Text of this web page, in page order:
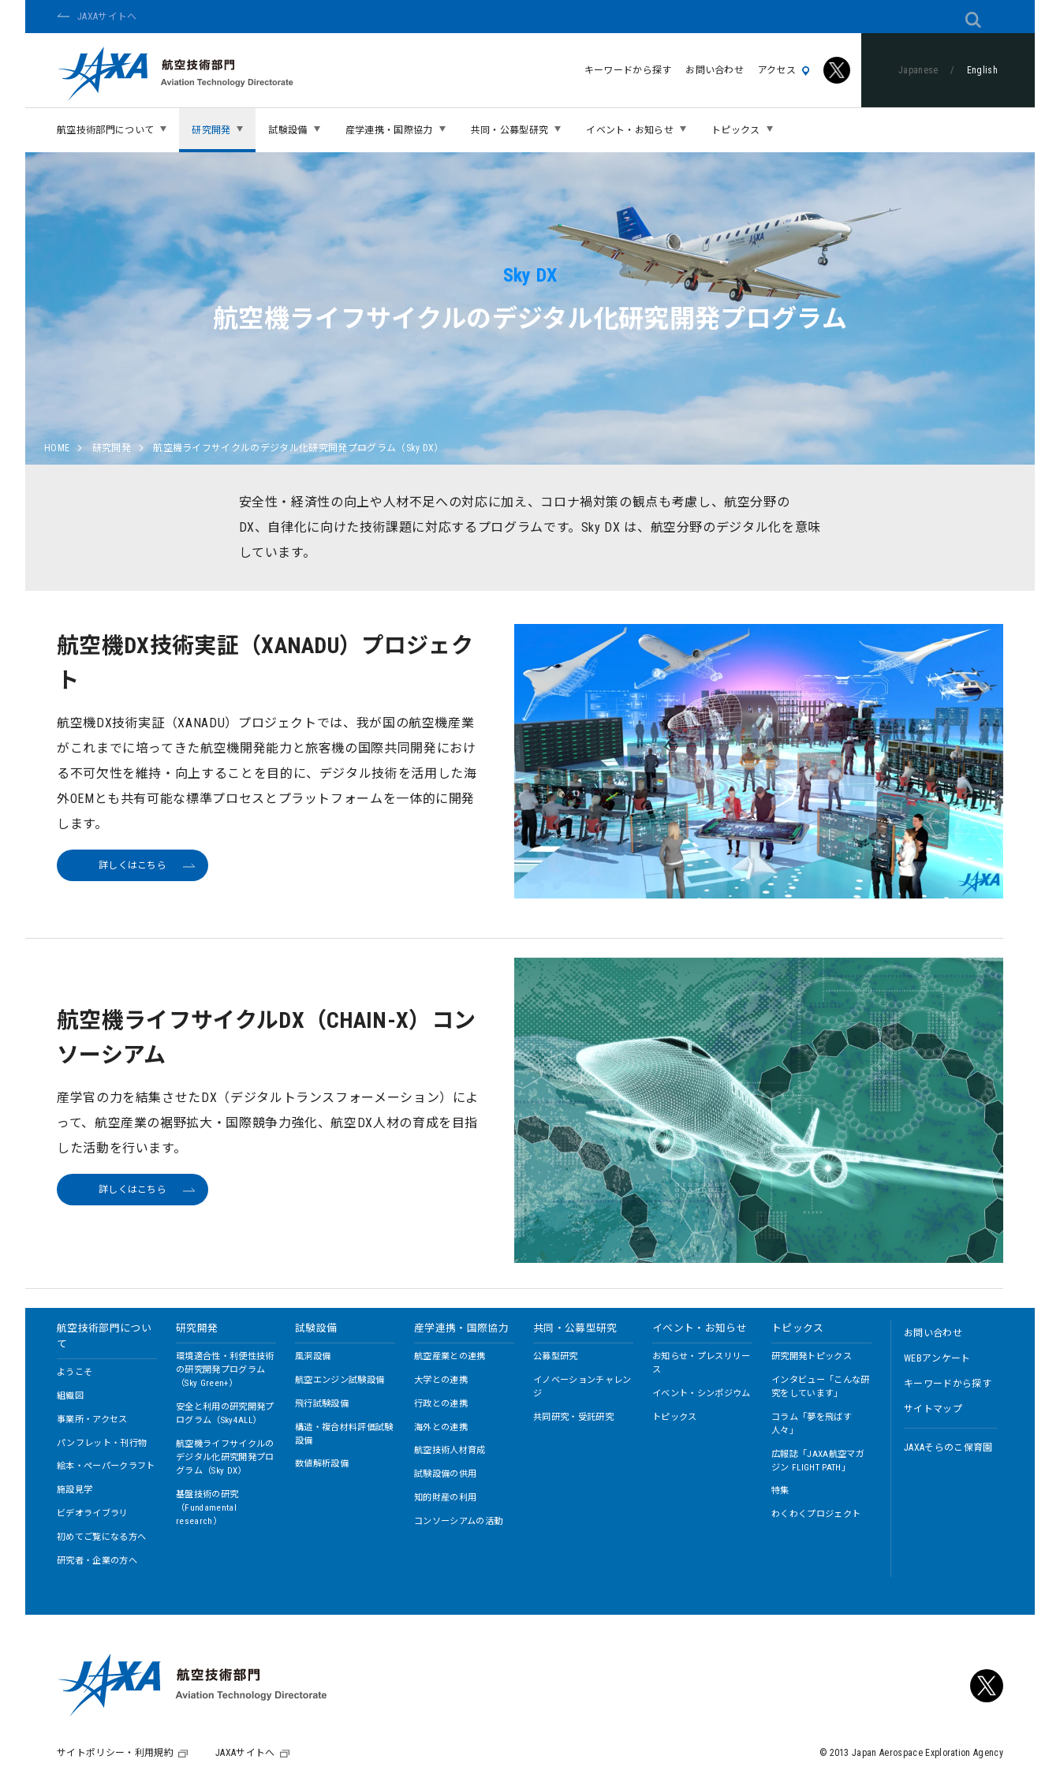
JAXAサイトへ
キーワードから探す お問い合わせ アクセス Japanese / English
航空技術部門について 研究開発 試験設備 産学連携・国際協力 共同・公募型研究 イベント・お知らせ トピックス
Sky DX
航空機ライフサイクルのデジタル化研究開発プログラム
HOME 研究開発 航空機ライフサイクルのデジタル化研究開発プログラム（Sky DX）
安全性・経済性の向上や人材不足への対応に加え、コロナ禍対策の観点も考慮し、航空分野の
DX、自律化に向けた技術課題に対応するプログラムです。Sky DX は、航空分野のデジタル化を意味
しています。​
航空機DX技術実証（XANADU）プロジェク
ト
航空機DX技術実証（XANADU）プロジェクトでは、我が国の航空機産業
がこれまでに培ってきた航空機開発能力と旅客機の国際共同開発におけ
る不可欠性を維持・向上することを目的に、デジタル技術を活用した海
外OEMとも共有可能な標準プロセスとプラットフォームを一体的に開発
します。
詳しくはこちら
航空機ライフサイクルDX（CHAIN-X）コン
ソーシアム
産学官の力を結集させたDX（デジタルトランスフォーメーション）によ
って、航空産業の裾野拡大・国際競争力強化、航空DX⼈材の育成を目指
した活動を行います。
詳しくはこちら
航空技術部門につい
て
ようこそ
組織図
事業所・アクセス
パンフレット・刊行物
絵本・ペーパークラフト
施設見学
ビデオライブラリ
初めてご覧になる方へ
研究者・企業の方へ
研究開発
環境適合性・利便性技術
の研究開発プログラム
（Sky Green+）
安全と利用の研究開発プ
ログラム（Sky4ALL）
航空機ライフサイクルの
デジタル化研究開発プロ
グラム（Sky DX）
基盤技術の研究
（Fundamental
research）
試験設備
風洞設備
航空エンジン試験設備
飛行試験設備
構造・複合材料評価試験
設備
数値解析設備
産学連携・国際協力
航空産業との連携
大学との連携
行政との連携
海外との連携
航空技術人材育成
試験設備の供用
知的財産の利用
コンソーシアムの活動
共同・公募型研究
公募型研究
イノベーションチャレン
ジ
共同研究・受託研究
イベント・お知らせ
お知らせ・プレスリリー
ス
イベント・シンポジウム
トピックス
トピックス
研究開発トピックス
インタビュー「こんな研
究をしています」
コラム「夢を飛ばす
人々」
広報誌「JAXA航空マガ
ジン FLIGHT PATH」
特集
わくわくプロジェクト
お問い合わせ
WEBアンケート
キーワードから探す
サイトマップ
JAXAそらのこ保育園
サイトポリシー・利用規約 JAXAサイトへ © 2013 Japan Aerospace Exploration Agency